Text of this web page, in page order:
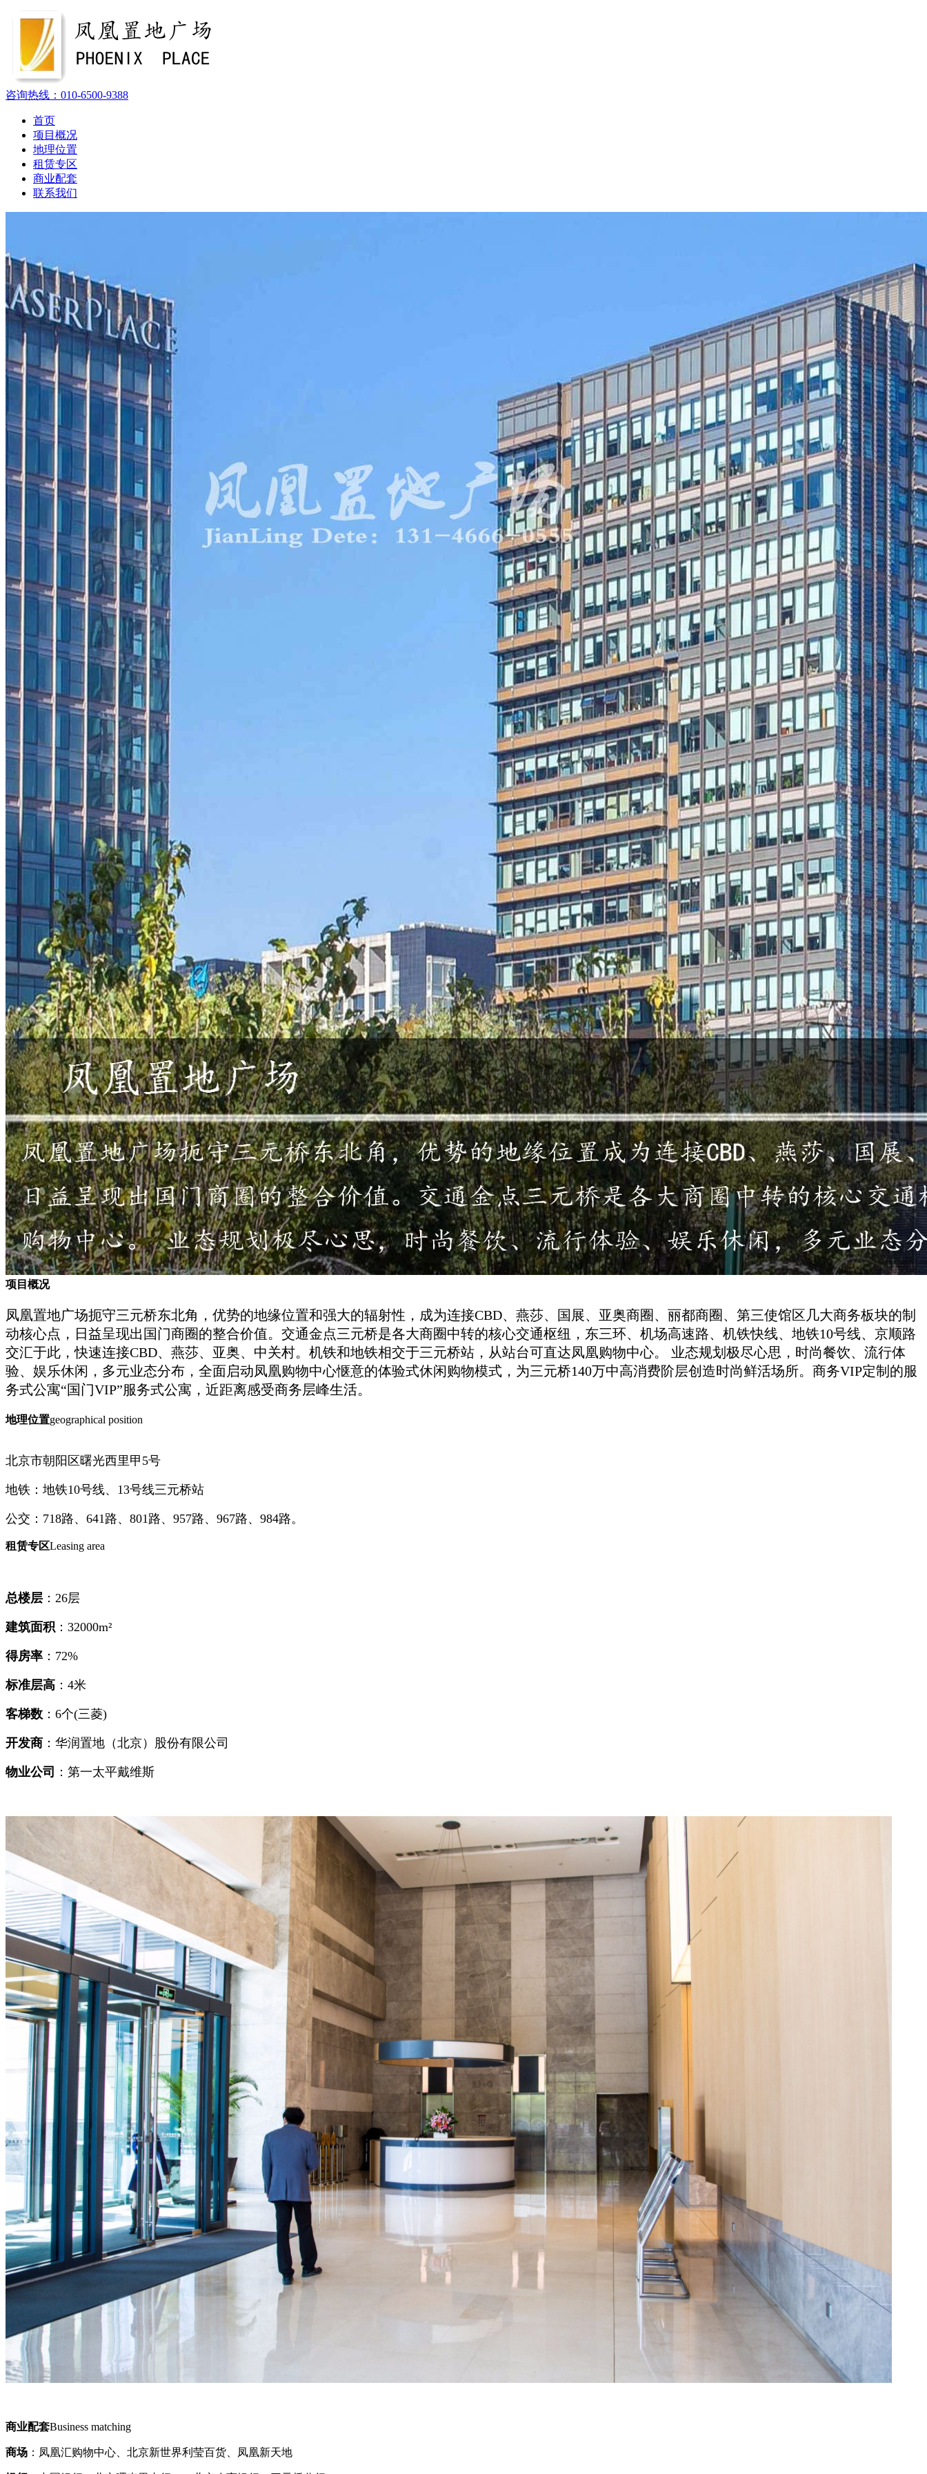
咨询热线： 010-6500-9388
首页
项目概况
地理位置
租赁专区
商业配套
联系我们
项目概况
凤凰置地广场扼守三元桥东北角，优势的地缘位置和强大的辐射性，成为连接CBD、燕莎、国展、亚奥商圈、丽都商圈、第三使馆区几大商务板块的制
动核心点，日益呈现出国门商圈的整合价值。交通金点三元桥是各大商圈中转的核心交通枢纽，东三环、机场高速路、机铁快线、地铁10号线、京顺路
交汇于此，快速连接CBD、燕莎、亚奥、中关村。机铁和地铁相交于三元桥站，从站台可直达凤凰购物中心。 业态规划极尽心思，时尚餐饮、流行体
验、娱乐休闲，多元业态分布，全面启动凤凰购物中心惬意的体验式休闲购物模式，为三元桥140万中高消费阶层创造时尚鲜活场所。商务VIP定制的服
务式公寓“国门VIP”服务式公寓，近距离感受商务层峰生活。
地理位置geographical position
北京市朝阳区曙光西里甲5号
地铁：地铁10号线、13号线三元桥站
公交：718路、641路、801路、957路、967路、984路。
租赁专区Leasing area
总楼层 ：26层
建筑面积 ：32000m²
得房率 ：72%
标准层高 ：4米
客梯数 ：6个(三菱)
开发商 ：华润置地（北京）股份有限公司
物业公司 ：第一太平戴维斯
商业配套Business matching
商场 ：凤凰汇购物中心、北京新世界利莹百货、凤凰新天地